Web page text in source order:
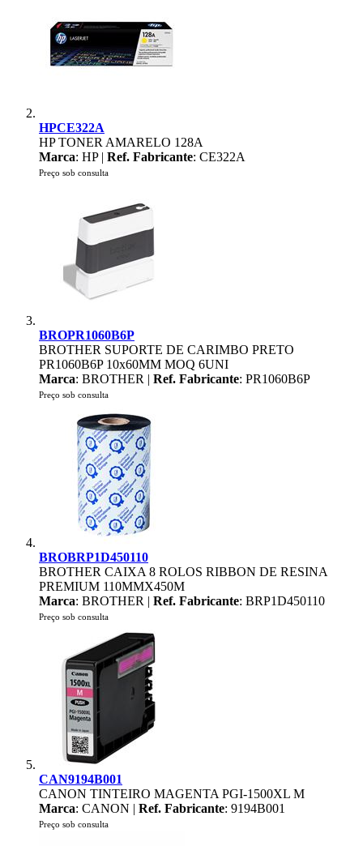
HPCE322A
HP TONER AMARELO 128A
Marca: HP | Ref. Fabricante: CE322A
Preço sob consulta
BROPR1060B6P
BROTHER SUPORTE DE CARIMBO PRETO
PR1060B6P 10x60MM MOQ 6UNI
Marca: BROTHER | Ref. Fabricante: PR1060B6P
Preço sob consulta
BROBRP1D450110
BROTHER CAIXA 8 ROLOS RIBBON DE RESINA
PREMIUM 110MMX450M
Marca: BROTHER | Ref. Fabricante: BRP1D450110
Preço sob consulta
CAN9194B001
CANON TINTEIRO MAGENTA PGI-1500XL M
Marca: CANON | Ref. Fabricante: 9194B001
Preço sob consulta